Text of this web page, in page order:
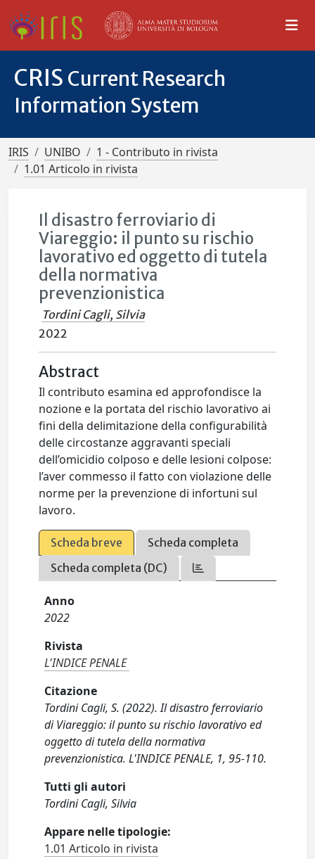
CRIS Current Research
Information System
IRIS UNIBO
1 - Contributo in rivista
1.01 Articolo in rivista
Il disastro ferroviario di
Viareggio: il punto su rischio
lavorativo ed oggetto di tutela
della normativa
prevenzionistica
Tordini Cagli, Silvia
2022
Abstract
Il contributo esamina ed approfondisce la
nozione e la portata del rischio lavorativo ai
fini della delimitazione della configurabilità
delle circostanze aggravanti speciali
dell’omicidio colposo e delle lesioni colpose:
l’aver commesso il fatto con violazione delle
norme per la prevenzione di infortuni sul
lavoro.
Scheda breve
Scheda completa
Scheda completa (DC)
Anno
2022
Rivista
L'INDICE PENALE
Citazione
Tordini Cagli, S. (2022). Il disastro ferroviario
di Viareggio: il punto su rischio lavorativo ed
oggetto di tutela della normativa
prevenzionistica. L'INDICE PENALE, 1, 95-110.
Tutti gli autori
Tordini Cagli, Silvia
Appare nelle tipologie:
1.01 Articolo in rivista